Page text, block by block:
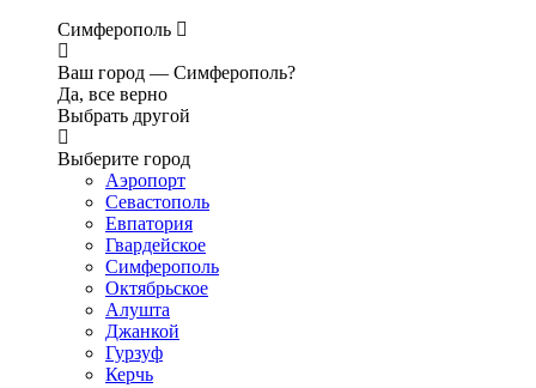
Симферополь
Ваш город — Симферополь?
Да, все верно
Выбрать другой
Выберите город
Аэропорт
Севастополь
Евпатория
Гвардейское
Симферополь
Октябрьское
Алушта
Джанкой
Гурзуф
Керчь